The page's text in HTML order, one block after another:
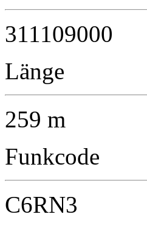
311109000
Länge
259 m
Funkcode
C6RN3